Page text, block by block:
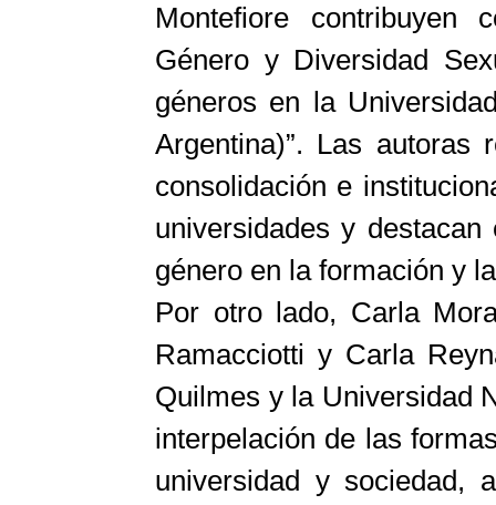
Montefiore contribuyen
Género y Diversidad
géneros en la
Argentina)”. Las autoras
consolidación e
universidades y
género en la formación y
Por otro lado, Carla
Ramacciotti y Carla
Quilmes y la Universidad
interpelación de las
universidad y sociedad,